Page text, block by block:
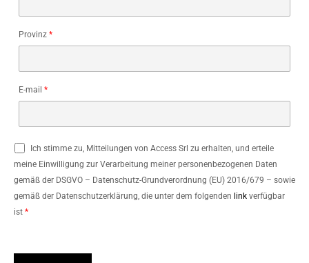
Provinz *
E-mail *
Ich stimme zu, Mitteilungen von Access Srl zu erhalten, und erteile
meine Einwilligung zur Verarbeitung meiner personenbezogenen Daten
gemäß der DSGVO – Datenschutz-Grundverordnung (EU) 2016/679 – sowie
gemäß der Datenschutzerklärung, die unter dem folgenden link verfügbar
ist *